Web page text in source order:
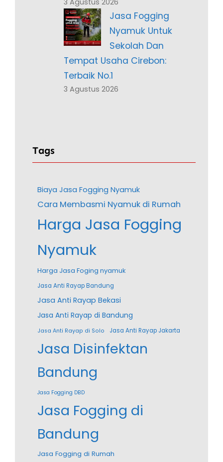
3 Agustus 2026
Jasa Fogging
Nyamuk Untuk
Sekolah Dan
Tempat Usaha Cirebon:
Terbaik No.1
3 Agustus 2026
Tags
Biaya Jasa Fogging Nyamuk
Cara Membasmi Nyamuk di Rumah
Harga Jasa Fogging
Nyamuk
Harga Jasa Foging nyamuk
Jasa Anti Rayap Bandung
Jasa Anti Rayap Bekasi
Jasa Anti Rayap di Bandung
Jasa Anti Rayap di Solo Jasa Anti Rayap Jakarta
Jasa Disinfektan
Bandung
Jasa Fogging DBD
Jasa Fogging di
Bandung
Jasa Fogging di Rumah